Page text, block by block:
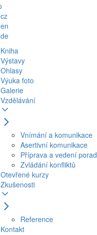
cz
en
de
Kniha
Výstavy
Ohlasy
Výuka foto
Galerie
Vzdělávání
Vnímání a komunikace
Asertivní komunikace
Příprava a vedení porad
Zvládání konfliktů
Otevřené kurzy
Zkušenosti
Reference
Kontakt